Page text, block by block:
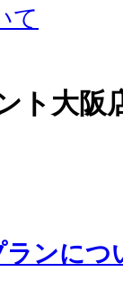
て
ト大阪
ランにつ